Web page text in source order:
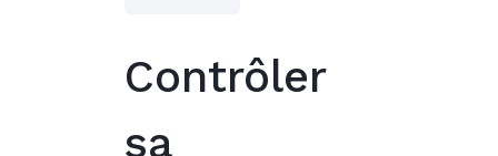
Contrôler
sa